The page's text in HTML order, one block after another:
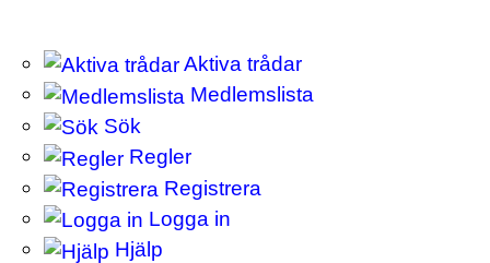
Aktiva trådar
Medlemslista
Sök
Regler
Registrera
Logga in
Hjälp